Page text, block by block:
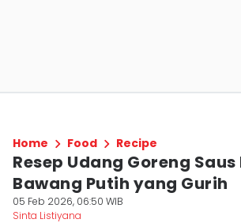
Home Food Recipe
Resep Udang Goreng
Bawang Putih yang Gurih
05 Feb 2026, 06:50 WIB
Sinta Listiyana